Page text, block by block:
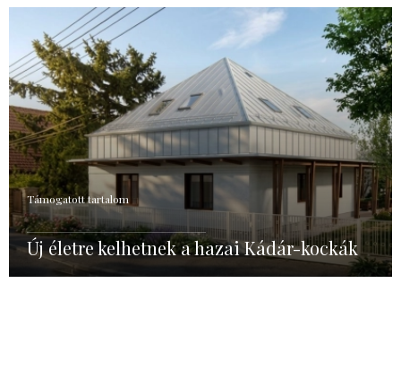
Támogatott tartalom
Új életre kelhetnek a hazai Kádár-kockák